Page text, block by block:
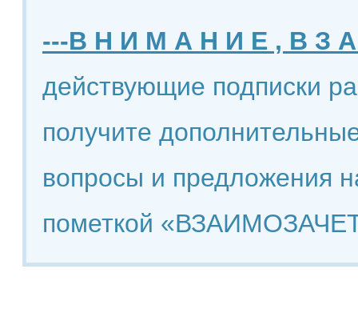
---В Н И М А Н И Е , В З
действующие подписки
получите
вопросы и предложения
пометкой